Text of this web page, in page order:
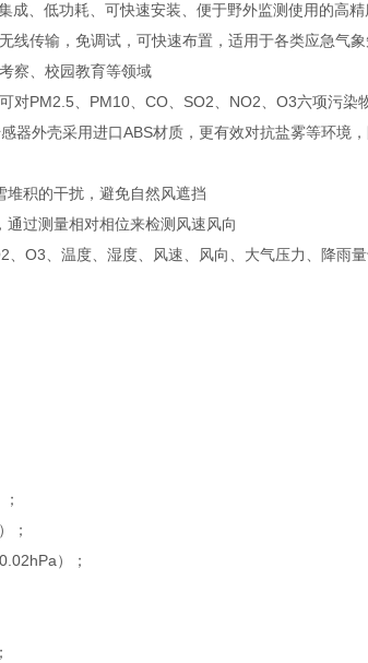
成、低功耗、可快速安装、便于野外监测使用的高
线传输，免调试，可快速布置，适用于各类应急气
察、校园教育等领域
对PM2.5、PM10、CO、SO2、NO2、O3六项污
器外壳采用进口ABS材质，更有效对抗盐雾等环境
堆积的干扰，避免自然风遮挡
过测量相对相位来检测风速风向
、O3、温度、湿度、风速、风向、大气压力、降雨
；
）；